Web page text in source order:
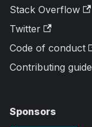
Stack Overflow
Twitter
Code of conduct
Contributing guide
Sponsors